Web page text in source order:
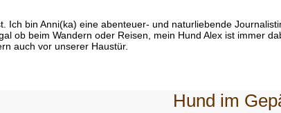
Ich bin Anni(ka) eine abenteuer- und naturliebende
ob beim Wandern oder Reisen, mein Hund Alex ist immer
auch vor unserer Haustür.
Hund im